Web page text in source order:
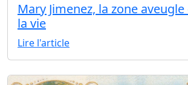
Mary Jimenez, la zone
la vie
Lire l'article